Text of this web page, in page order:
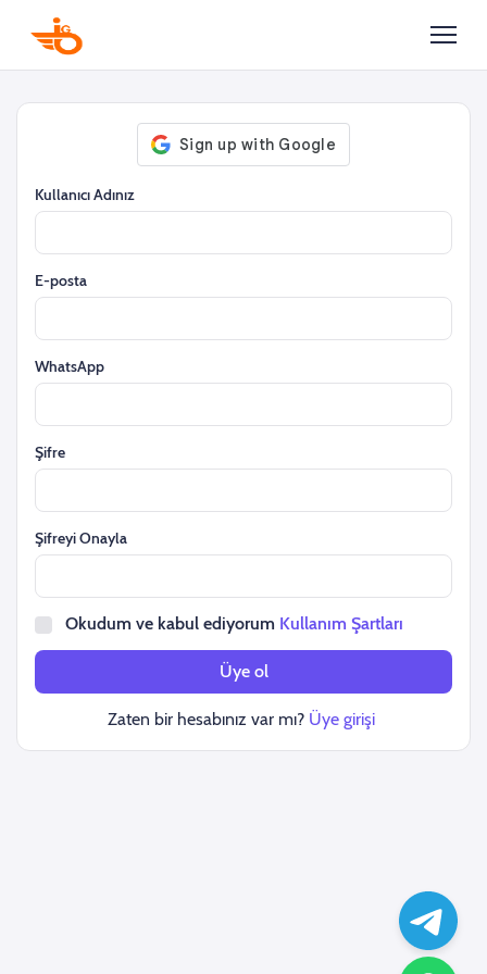
Kullanıcı Adınız
E-posta
WhatsApp
Şifre
Şifreyi Onayla
Okudum ve kabul ediyorum Kullanım Şartları
Üye ol
Zaten bir hesabınız var mı? Üye girişi